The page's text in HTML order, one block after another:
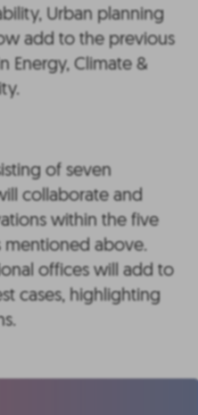
Urban planning
add to the previous
Energy, Climate &
of seven
collaborate and
within the five
mentioned above.
offices will add to
cases, highlighting